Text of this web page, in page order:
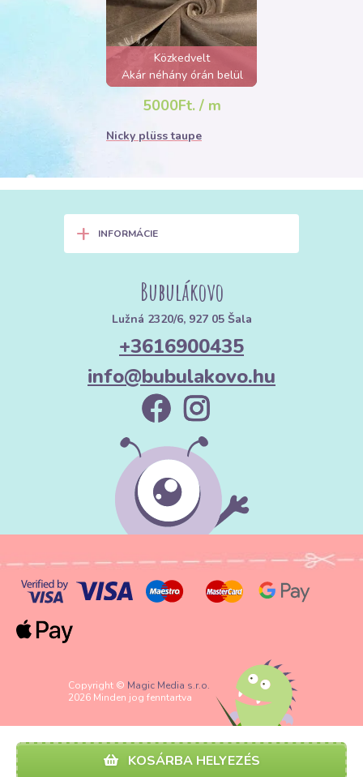
KOSÁRBA HELYEZÉS
Közkedvelt
Akár néhány órán belül
elfogyhat!
5000Ft. / m
Nicky plüss taupe
+ INFORMÁCIE
Bubulákovo
Lužná 2320/6, 927 05 Šala
+3616900435
info@bubulakovo.hu
Copyright © Magic Media s.r.o.
2026 Minden jog fenntartva